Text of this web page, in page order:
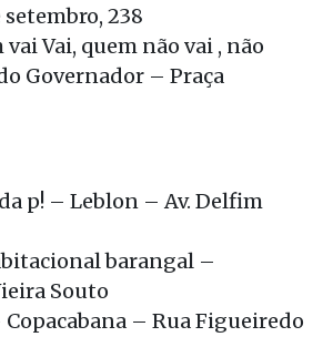
238
vai Vai, quem não vai , não
Governador – Praça
p! – Leblon – Av. Delfim
barangal –
Souto
Copacabana – Rua Figueiredo